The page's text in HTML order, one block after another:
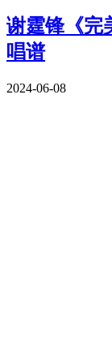
谢霆锋《完
唱谱
2024-06-08